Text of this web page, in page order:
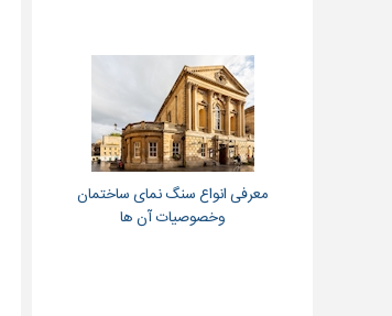
معرفی انواع سنگ نمای ساختمان
وخصوصیات آن ها